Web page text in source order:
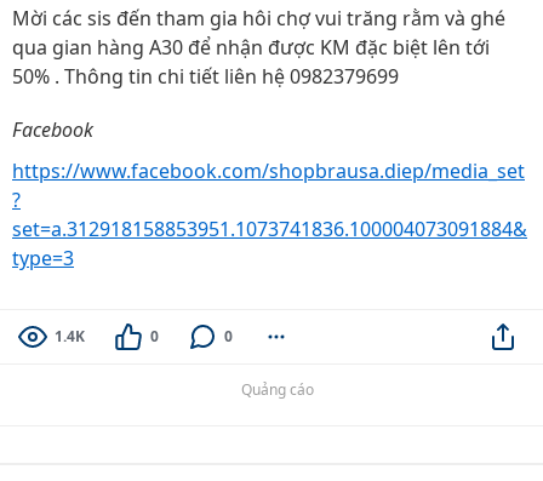
Mời các sis đến tham gia hôi chợ vui trăng rằm và ghé
qua gian hàng A30 để nhận được KM đặc biệt lên tới
50% . Thông tin chi tiết liên hệ 0982379699
Facebook
https://www.facebook.com/shopbrausa.diep/media_set
?
set=a.312918158853951.1073741836.100004073091884&
type=3
1.4K 0 0
Quảng cáo